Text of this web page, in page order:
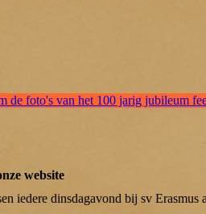
de foto's van het 100 jarig jubileum
website
iedere dinsdagavond bij sv